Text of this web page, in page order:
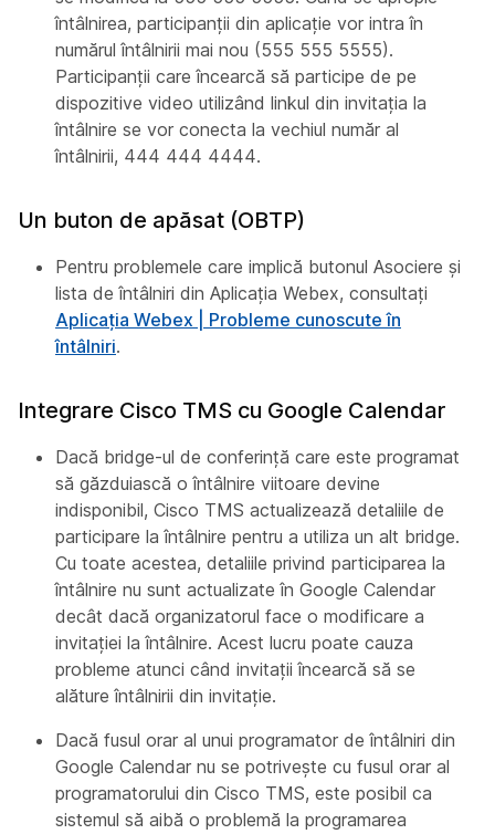
întâlnirea, participanții din aplicație vor intra în
numărul întâlnirii mai nou (555 555 5555).
Participanții care încearcă să participe de pe
dispozitive video utilizând linkul din invitația la
întâlnire se vor conecta la vechiul număr al
întâlnirii, 444 444 4444.
Un buton de apăsat (OBTP)
Pentru problemele care implică butonul Asociere și
lista de întâlniri din Aplicația Webex, consultați
Aplicația Webex | Probleme cunoscute în
întâlniri.
Integrare Cisco TMS cu Google Calendar
Dacă bridge-ul de conferință care este programat
să găzduiască o întâlnire viitoare devine
indisponibil, Cisco TMS actualizează detaliile de
participare la întâlnire pentru a utiliza un alt bridge.
Cu toate acestea, detaliile privind participarea la
întâlnire nu sunt actualizate în Google Calendar
decât dacă organizatorul face o modificare a
invitației la întâlnire. Acest lucru poate cauza
probleme atunci când invitații încearcă să se
alăture întâlnirii din invitație.
Dacă fusul orar al unui programator de întâlniri din
Google Calendar nu se potrivește cu fusul orar al
programatorului din Cisco TMS, este posibil ca
sistemul să aibă o problemă la programarea